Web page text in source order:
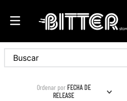
Buscar
Ordenar por FECHA DE
RELEASE